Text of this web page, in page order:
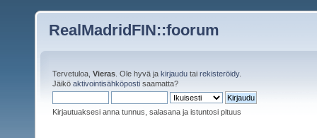
RealMadridFIN::foorum
Tervetuloa, Vieras . Ole hyvä ja kirjaudu tai rekisteröidy.
Jäikö aktivointisähköposti saamatta?
Kirjautuaksesi anna tunnus, salasana ja istuntosi pituus